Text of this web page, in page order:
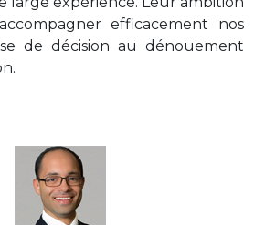
efficacement nos
de décision au dénouement